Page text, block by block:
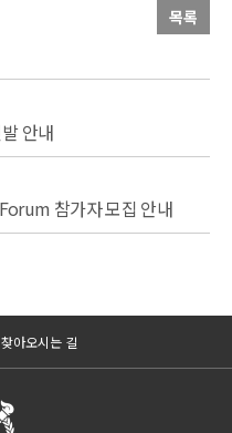
목록
안내
참가자 모집 안내
찾아오시는 길